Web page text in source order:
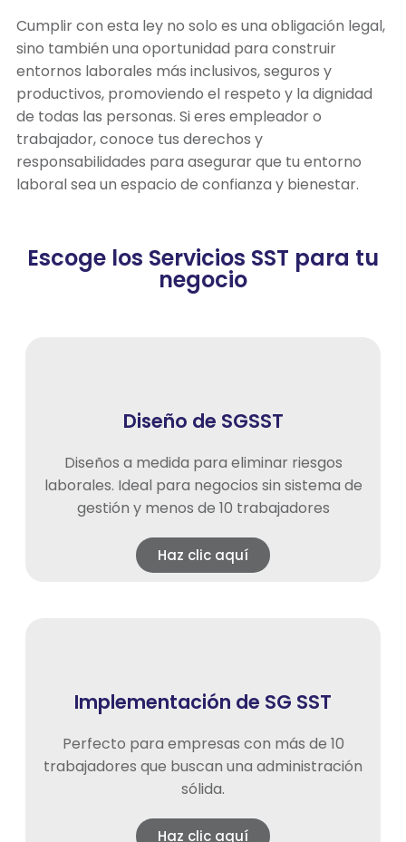
Cumplir con esta ley no solo es una obligación legal,
sino también una oportunidad para construir
entornos laborales más inclusivos, seguros y
productivos, promoviendo el respeto y la dignidad
de todas las personas. Si eres empleador o
trabajador, conoce tus derechos y
responsabilidades para asegurar que tu entorno
laboral sea un espacio de confianza y bienestar.
Escoge los Servicios SST para tu
negocio
Diseño de SGSST
Diseños a medida para eliminar riesgos
laborales. Ideal para negocios sin sistema de
gestión y menos de 10 trabajadores
Haz clic aquí
Implementación de SG SST
Perfecto para empresas con más de 10
trabajadores que buscan una administración
sólida.
Haz clic aquí